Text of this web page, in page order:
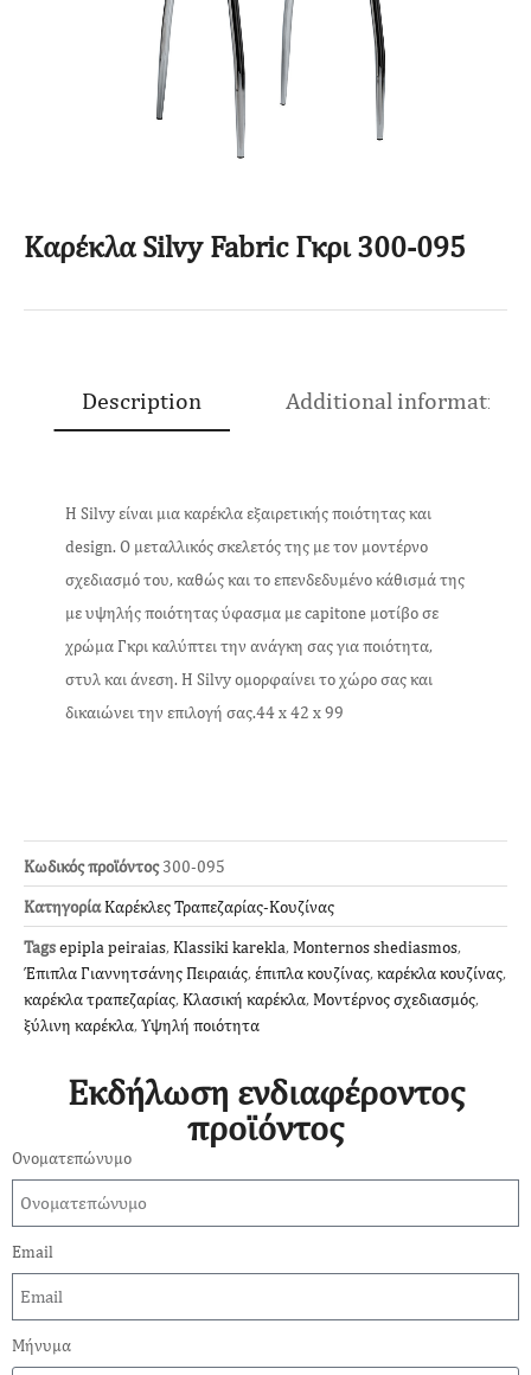
Καρέκλα Silvy Fabric Γκρι 300-095
Description Additional information
Η Silvy είναι μια καρέκλα εξαιρετικής ποιότητας και
design. Ο μεταλλικός σκελετός της με τον μοντέρνο
σχεδιασμό του, καθώς και το επενδεδυμένο κάθισμά της
με υψηλής ποιότητας ύφασμα με capitone μοτίβο σε
χρώμα Γκρι καλύπτει την ανάγκη σας για ποιότητα,
στυλ και άνεση. Η Silvy ομορφαίνει το χώρο σας και
δικαιώνει την επιλογή σας.44 x 42 x 99
Κωδικός προϊόντος300-095
ΚατηγορίαΚαρέκλες Τραπεζαρίας-Κουζίνας
Tagsepipla peiraias,Klassiki karekla,Monternos shediasmos,
Έπιπλα Γιαννητσάνης Πειραιάς,έπιπλα κουζίνας,καρέκλα κουζίνας,
καρέκλα τραπεζαρίας,Κλασική καρέκλα,Μοντέρνος σχεδιασμός,
ξύλινη καρέκλα,Υψηλή ποιότητα
Εκδήλωση ενδιαφέροντος
προϊόντος
Ονοματεπώνυμο
Email
Μήνυμα